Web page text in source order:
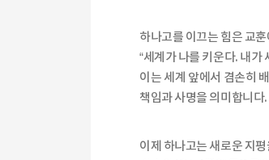
하나고를 이끄는 힘은 교
“세계가 나를 키운다. 내가
이는 세계 앞에서 겸손히
책임과 사명을 의미합니다.
이제 하나고는 새로운 지